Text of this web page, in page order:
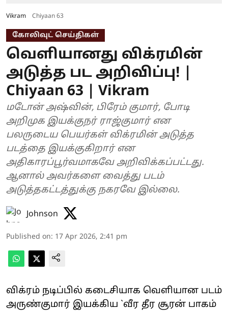
Vikram Chiyaan 63
கோலிவுட் செய்திகள்
வெளியானது விக்ரமின்
அடுத்த பட அறிவிப்பு! |
Chiyaan 63 | Vikram
மடோன் அஷ்வின், பிரேம் குமார், போடி
அறிமுக இயக்குநர் ராஜ்குமார் என
பலருடைய பெயர்கள் விக்ரமின் அடுத்த
படத்தை இயக்குகிறார் என
அதிகாரப்பூர்வமாகவே அறிவிக்கப்பட்டது.
ஆனால் அவர்களை வைத்து படம்
அடுத்தகட்டத்துக்கு நகரவே இல்லை.
Johnson
Published on: 17 Apr 2026, 2:41 pm
விக்ரம் நடிப்பில் கடைசியாக வெளியான படம்
அருண்குமார் இயக்கிய `வீர தீர சூரன் பாகம்